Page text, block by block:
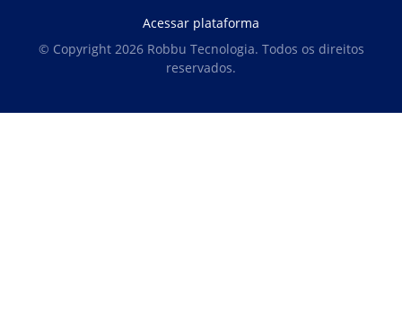
© Copyright 2026 Robbu Tecnologia. Todos os direitos
reservados.
Acessar plataforma